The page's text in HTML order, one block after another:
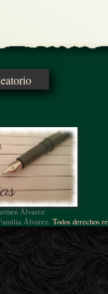
Álvarez
Álvarez. Todos derechos